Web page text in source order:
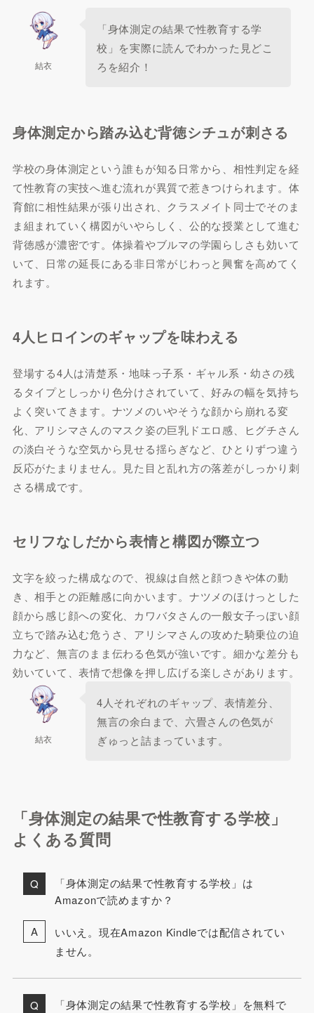
結衣
「身体測定の結果で性教育する学
校」を実際に読んでわかった見どこ
ろを紹介！
身体測定から踏み込む背徳シチュが刺さる
学校の身体測定という誰もが知る日常から、相性判定を経
て性教育の実技へ進む流れが異質で惹きつけられます。体
育館に相性結果が張り出され、クラスメイト同士でそのま
ま組まれていく構図がいやらしく、公的な授業として進む
背徳感が濃密です。体操着やブルマの学園らしさも効いて
いて、日常の延長にある非日常がじわっと興奮を高めてく
れます。
4人ヒロインのギャップを味わえる
登場する4人は清楚系・地味っ子系・ギャル系・幼さの残
るタイプとしっかり色分けされていて、好みの幅を気持ち
よく突いてきます。ナツメのいやそうな顔から崩れる変
化、アリシマさんのマスク姿の巨乳ドエロ感、ヒグチさん
の淡白そうな空気から見せる揺らぎなど、ひとりずつ違う
反応がたまりません。見た目と乱れ方の落差がしっかり刺
さる構成です。
セリフなしだから表情と構図が際立つ
文字を絞った構成なので、視線は自然と顔つきや体の動
き、相手との距離感に向かいます。ナツメのほけっとした
顔から感じ顔への変化、カワバタさんの一般女子っぽい顔
立ちで踏み込む危うさ、アリシマさんの攻めた騎乗位の迫
力など、無言のまま伝わる色気が強いです。細かな差分も
効いていて、表情で想像を押し広げる楽しさがあります。
結衣
4人それぞれのギャップ、表情差分、
無言の余白まで、六畳さんの色気が
ぎゅっと詰まっています。
「身体測定の結果で性教育する学校」
よくある質問
「身体測定の結果で性教育する学校」は
Amazonで読めますか？
いいえ。現在Amazon Kindleでは配信されてい
ません。
「身体測定の結果で性教育する学校」を無料で